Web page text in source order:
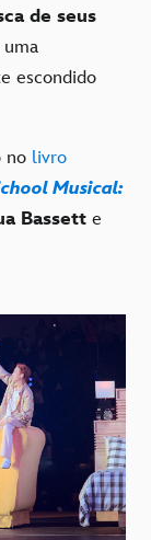
de seus
escondido
no livro
Musical:
Bassett e